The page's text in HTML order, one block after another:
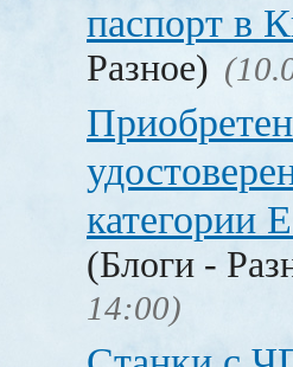
паспорт в
Разное)
категории
(Блоги -
14:00)